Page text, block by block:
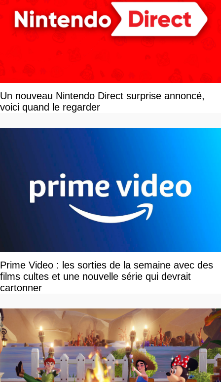
Un nouveau Nintendo Direct surprise annoncé,
voici quand le regarder
Prime Video : les sorties de la semaine avec des
films cultes et une nouvelle série qui devrait
cartonner